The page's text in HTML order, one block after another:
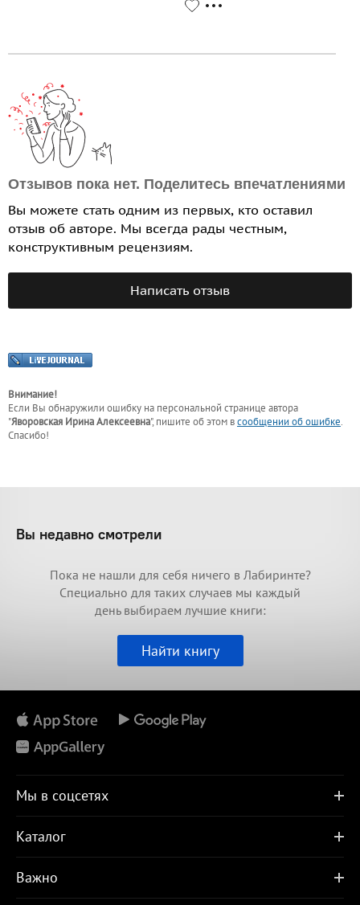
Отзывов пока нет. Поделитесь впечатлениями
Вы можете стать одним из первых, кто оставил
отзыв об авторе. Мы всегда рады честным,
конструктивным рецензиям.
Написать отзыв
Внимание!
Если Вы обнаружили ошибку на персональной странице автора
"Яворовская Ирина Алексеевна", пишите об этом всообщении об ошибке.
Спасибо!
Вы недавно смотрели
Пока не нашли для себя ничего в Лабиринте?
Специально для таких случаев мы каждый
день выбираем лучшие книги:
Найти книгу
Мы в соцсетях
Каталог
Важно